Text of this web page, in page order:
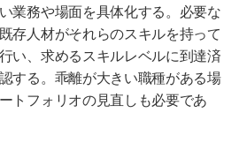
業務や場面を具体化する。必要な
存人材がそれらのスキルを持って
い、求めるスキルレベルに到達済
する。乖離が大きい職種がある場
トフォリオの見直しも必要であ